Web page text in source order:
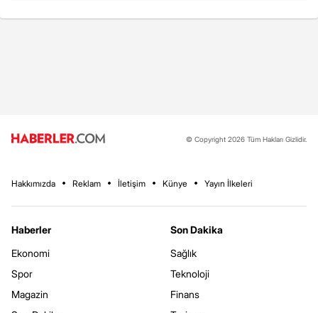
© Copyright 2026 Tüm Hakları Gizlidir.
Hakkımızda Reklam İletişim Künye Yayın İlkeleri
Haberler
Ekonomi
Spor
Magazin
Son Dakika
Sağlık
Teknoloji
Finans